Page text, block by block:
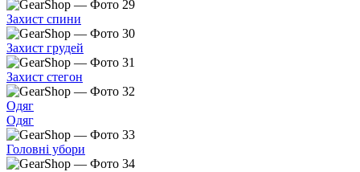
Захист спини
Захист грудей
Захист стегон
Одяг
Одяг
Головні убори